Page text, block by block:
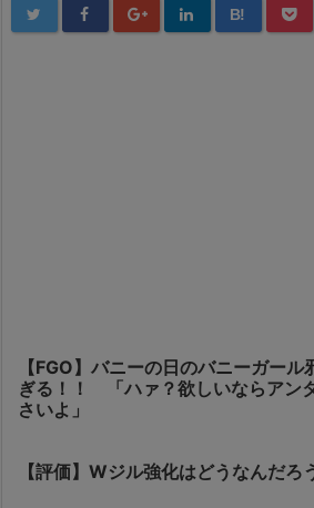
B!
【FGO】バニーの日のバニーガー
ぎる！！ 「ハァ？欲しいならアン
さいよ」
【評価】Wジル強化はどうなんだろ